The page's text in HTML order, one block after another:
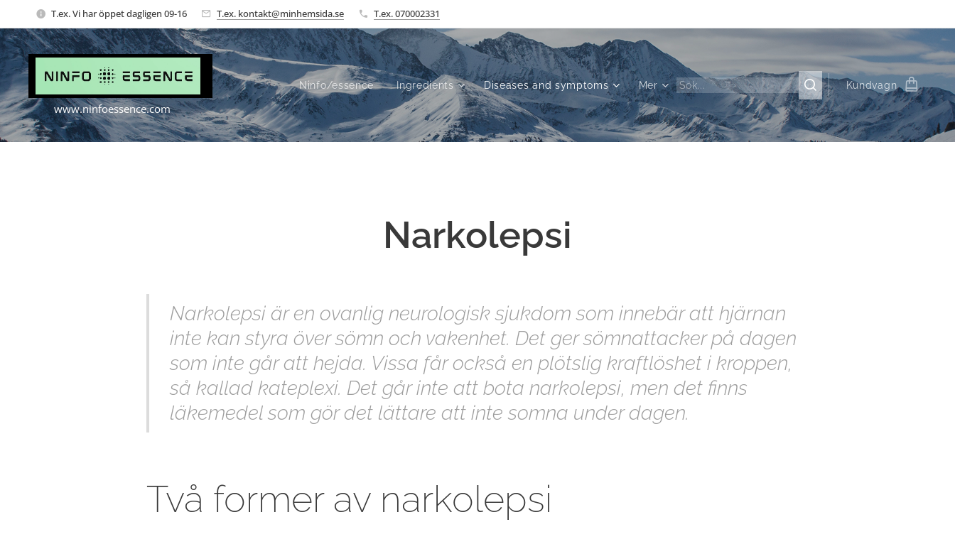
T.ex. Vi har öppet dagligen 09-16 T.ex. kontakt@minhemsida.se T.ex. 070002331
www.ninfoessence.com
Ninfo/essence Ingredients Diseases and symptoms Mer Kundvagn
Narkolepsi
Narkolepsi är en ovanlig neurologisk sjukdom som innebär att hjärnan
inte kan styra över sömn och vakenhet. Det ger sömnattacker på dagen
som inte går att hejda. Vissa får också en plötslig kraftlöshet i kroppen,
så kallad kateplexi. Det går inte att bota narkolepsi, men det finns
läkemedel som gör det lättare att inte somna under dagen.
Två former av narkolepsi